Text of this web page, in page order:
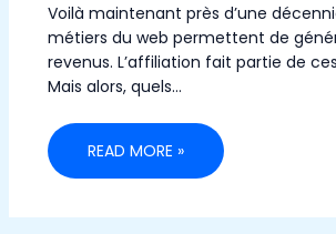
Voilà maintenant près d’une
métiers du web permettent de
revenus. L’affiliation fait partie de
Mais alors, quels…
READ MORE »